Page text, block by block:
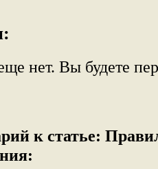
нет. Вы будете
к статье: